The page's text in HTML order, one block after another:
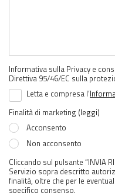
Informativa sulla Privacy e
Direttiva 95/46/EC sulla
Letta e compresa l’
Finalità di marketing (leggi)
Acconsento
Non acconsento
Cliccando sul pulsante “INVIA
Servizio sopra descritto
finalità, oltre che per le
specifico consenso.